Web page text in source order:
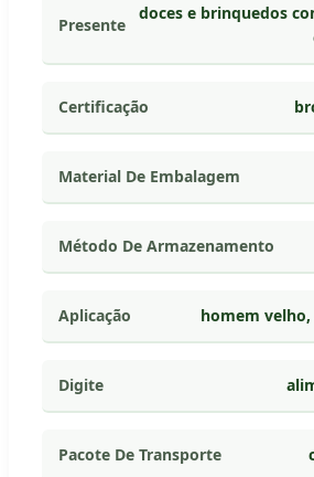
Presente
doces e brinquedos
Certificação
Material De Embalagem
Método De Armazenamento
Aplicação homem
Digite
Pacote De Transporte